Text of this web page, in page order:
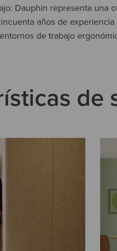
Dauphin representa
años de
de trabajo
de